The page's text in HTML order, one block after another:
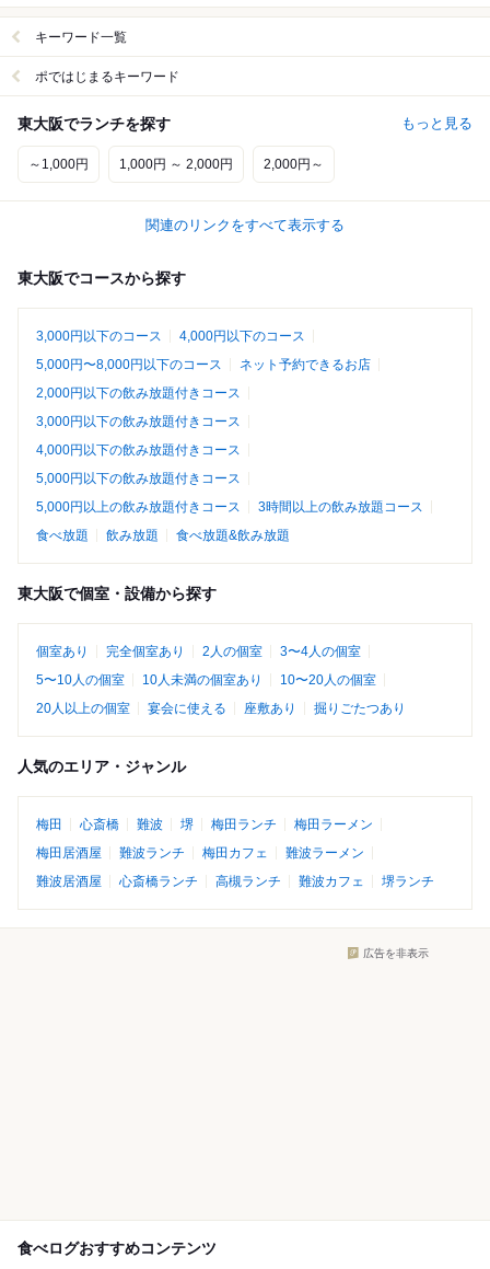
キーワード一覧
ポではじまるキーワード
東大阪でランチを探す もっと見る
～1,000円 1,000円 ～ 2,000円 2,000円～
関連のリンクをすべて表示する
東大阪でコースから探す
3,000円以下のコース
4,000円以下のコース
5,000円〜8,000円以下のコース
ネット予約できるお店
2,000円以下の飲み放題付きコース
3,000円以下の飲み放題付きコース
4,000円以下の飲み放題付きコース
5,000円以下の飲み放題付きコース
5,000円以上の飲み放題付きコース
3時間以上の飲み放題コース
食べ放題
飲み放題 食べ放題&飲み放題
東大阪で個室・設備から探す
個室あり 完全個室あり 2人の個室
3〜4人の個室
5〜10人の個室
10人未満の個室あり
10〜20人の個室
20人以上の個室
宴会に使える 座敷あり 掘りごたつあり
人気のエリア・ジャンル
梅田 心斎橋 難波 堺 梅田ランチ
梅田ラーメン
梅田居酒屋
難波ランチ 梅田カフェ
難波ラーメン
難波居酒屋
心斎橋ランチ 高槻ランチ 難波カフェ 堺ランチ
広告を非表示
食べログおすすめコンテンツ